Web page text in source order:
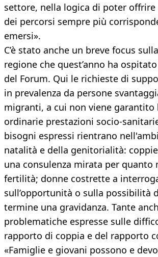
settore, nella logica di poter
dei percorsi sempre più
emersi».
C’è stato anche un breve focus
regione che quest’anno ha ospitato
del Forum. Qui le richieste di
in prevalenza da persone
migranti, a cui non viene garantito
ordinarie prestazioni socio-
bisogni espressi rientrano
natalità e della genitorialità:
una consulenza mirata per quanto
fertilità; donne costrette a
sull’opportunità o sulla possibilità
termine una gravidanza. Tante
problematiche espresse sulle
rapporto di coppia e del rapporto
«Famiglie e giovani possono e